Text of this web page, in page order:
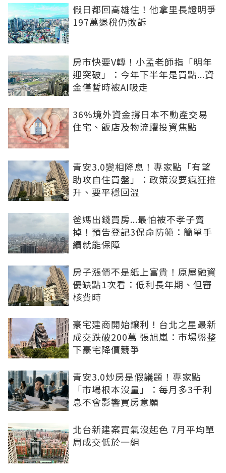
假日都回高雄住！他拿里長證明爭
197萬退稅仍敗訴
房市快要V轉！小孟老師指「明年
迎突破」：今年下半年是買點...資
金僅暫時被AI吸走
36%境外資金撐日本不動產交易
住宅、飯店及物流躍投資焦點
青安3.0變相降息！專家點「有望
助攻自住買盤」：政策沒要瘋狂推
升、要平穩回溫
爸媽出錢買房...最怕被不孝子賣
掉！預告登記3保命防範：簡單手
續就能保障
房子漲價不是紙上富貴！原屋融資
優缺點1次看：低利長年期、但審
核費時
豪宅建商開始讓利！台北之星最新
成交跌破200萬 張旭嵐：市場盤整
下豪宅降價競爭
青安3.0炒房是假議題！專家點
「市場根本沒量」：每月多3千利
息不會影響買房意願
北台新建案買氣沒起色 7月平均單
周成交低於一組